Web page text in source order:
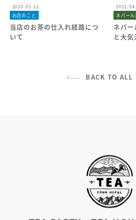
お店のこと
2020.05.12
当店のお茶の仕入れ経路につ
いて
ネパー
ネパ
と大気
BACK TO ALL